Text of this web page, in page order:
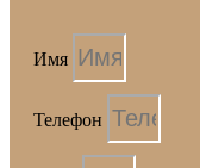
Имя
Телефон